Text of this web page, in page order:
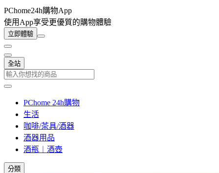
PChome24h購物App
使用App享受更優質的購物體驗
立即體驗
全站
PChome 24h購物
生活
咖啡/茶具/酒器
酒器用品
酒瓶︱酒壺
分類